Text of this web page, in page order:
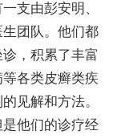
支由彭安明、
团队。他们都
，积累了丰富
各类皮癣类疾
见解和方法。
他们的诊疗经